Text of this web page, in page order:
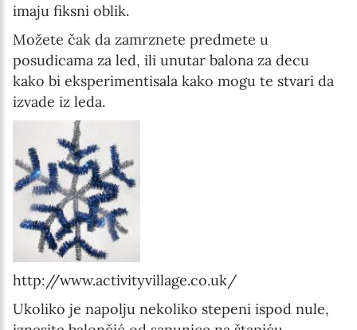
imaju fiksni oblik.
Možete čak da zamrznete predmete u
posudicama za led, ili unutar balona za decu
kako bi eksperimentisala kako mogu te stvari da
izvade iz leda.
http://www.activityvillage.co.uk/
Ukoliko je napolju nekoliko stepeni ispod nule,